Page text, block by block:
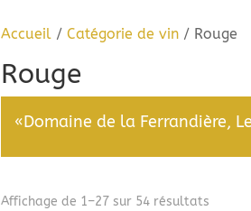
Accueil/ Catégorie de vin/ Rouge
Rouge
«Domaine de la Ferrandière,
Affichage de 1–27 sur 54 résultatsTrié